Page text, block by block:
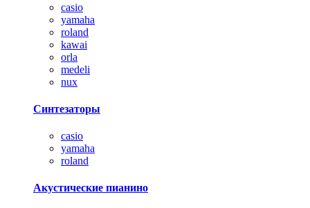
casio
yamaha
roland
kawai
orla
medeli
nux
Синтезаторы
casio
yamaha
roland
Акустические пианино